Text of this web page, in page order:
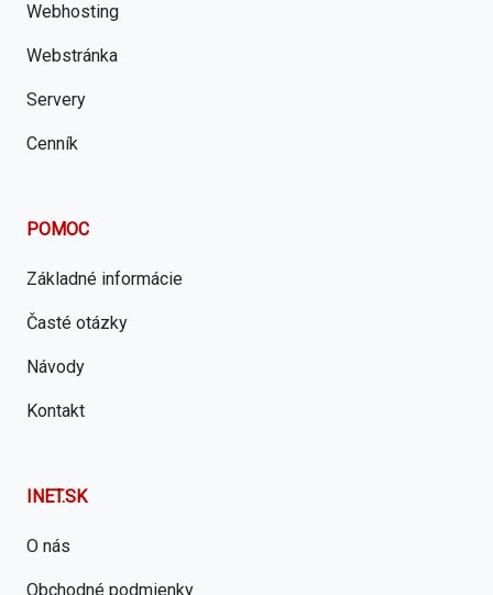
Webhosting
Webstránka
Servery
Cenník
POMOC
Základné informácie
Časté otázky
Návody
Kontakt
INET.SK
O nás
Obchodné podmienky